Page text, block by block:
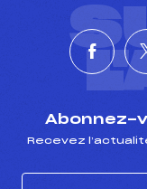
Abonnez-
Recevez